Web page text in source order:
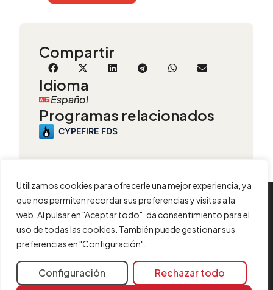
Utilizamos cookies para ofrecerle una mejor experiencia, ya
que nos permiten recordar sus preferencias y visitas a la
web. Al pulsar en "Aceptar todo", da consentimiento para el
uso de todas las cookies. También puede gestionar sus
preferencias en "Configuración".
Configuración
Rechazar todo
Compartir
Idioma
Español
Programas relacionados
CYPEFIRE FDS
INFORMACIÓN
Contacta con nosotros
Aviso legal
Política de cookies
FAQ